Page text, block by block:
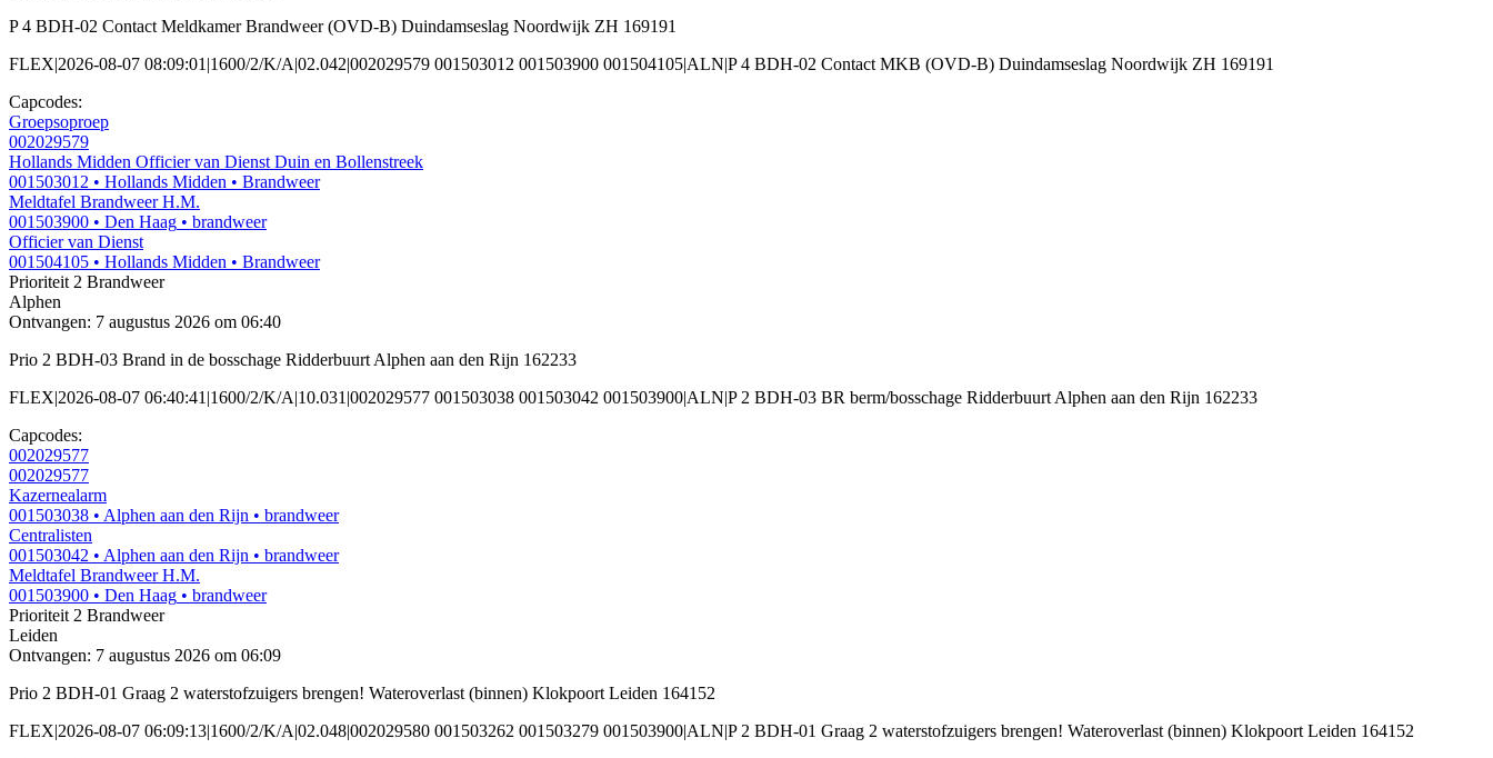
P 4 BDH-02 Contact Meldkamer Brandweer (OVD-B) Duindamseslag Noordwijk ZH 169191
FLEX|2026-08-07 08:09:01|1600/2/K/A|02.042|002029579 001503012 001503900 001504105|ALN|P 4 BDH-02 Contact MKB (OVD-B) Duindamseslag Noordwijk ZH 169191
Capcodes:
Groepsoproep
002029579
Hollands Midden Officier van Dienst Duin en Bollenstreek
001503012 • Hollands Midden • Brandweer
Meldtafel Brandweer H.M.
001503900 • Den Haag • brandweer
Officier van Dienst
001504105 • Hollands Midden • Brandweer
Prioriteit 2 Brandweer
Alphen
Ontvangen: 7 augustus 2026 om 06:40
Prio 2 BDH-03 Brand in de bosschage Ridderbuurt Alphen aan den Rijn 162233
FLEX|2026-08-07 06:40:41|1600/2/K/A|10.031|002029577 001503038 001503042 001503900|ALN|P 2 BDH-03 BR berm/bosschage Ridderbuurt Alphen aan den Rijn 162233
Capcodes:
002029577
002029577
Kazernealarm
001503038 • Alphen aan den Rijn • brandweer
Centralisten
001503042 • Alphen aan den Rijn • brandweer
Meldtafel Brandweer H.M.
001503900 • Den Haag • brandweer
Prioriteit 2 Brandweer
Leiden
Ontvangen: 7 augustus 2026 om 06:09
Prio 2 BDH-01 Graag 2 waterstofzuigers brengen! Wateroverlast (binnen) Klokpoort Leiden 164152
FLEX|2026-08-07 06:09:13|1600/2/K/A|02.048|002029580 001503262 001503279 001503900|ALN|P 2 BDH-01 Graag 2 waterstofzuigers brengen! Wateroverlast (binnen) Klokpoort Leiden 164152